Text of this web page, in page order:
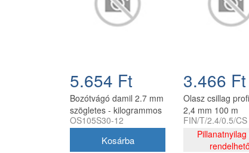
5.654 Ft
Bozótvágó damil 2.7 mm
szögletes - kilogrammos
kiszerelés
OS105S30-12
3.466 Ft
Olasz csillag
2,4 mm 100 m
FIN/T/2.4/0.5/CS
Pillanatnyilag